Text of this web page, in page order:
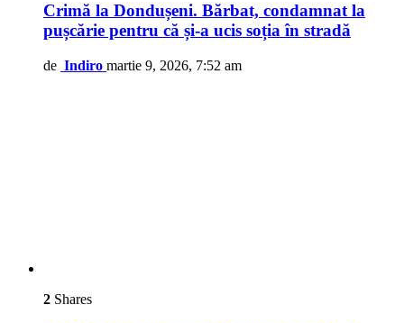
Crimă la Dondușeni. Bărbat, condamnat la
pușcărie pentru că și-a ucis soția în stradă
de Indiro martie 9, 2026, 7:52 am
2 Shares